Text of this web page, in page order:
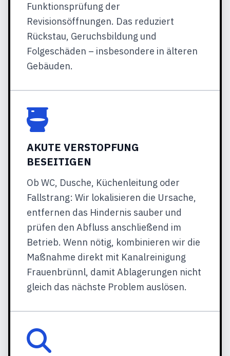
Funktionsprüfung der
Revisionsöffnungen. Das reduziert
Rückstau, Geruchsbildung und
Folgeschäden – insbesondere in älteren
Gebäuden.
AKUTE VERSTOPFUNG
BESEITIGEN
Ob WC, Dusche, Küchenleitung oder
Fallstrang: Wir lokalisieren die Ursache,
entfernen das Hindernis sauber und
prüfen den Abfluss anschließend im
Betrieb. Wenn nötig, kombinieren wir die
Maßnahme direkt mit Kanalreinigung
Frauenbrünnl, damit Ablagerungen nicht
gleich das nächste Problem auslösen.